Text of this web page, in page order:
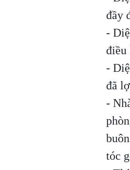
đầy
-
điều
-
đã
-
tóc